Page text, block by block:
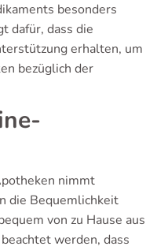
besonders
dafür, dass die
erhalten, um
bezüglich der
nimmt
die Bequemlichkeit
von zu Hause aus
werden, dass